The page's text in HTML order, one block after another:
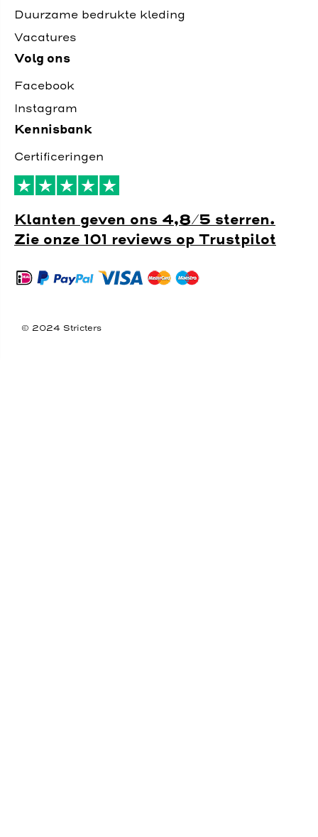
Duurzame bedrukte kleding
Vacatures
Volg ons
Facebook
Instagram
Kennisbank
Certificeringen
Klanten geven ons 4,8/5 sterren.
Zie onze 101 reviews op Trustpilot
© 2024 Stricters